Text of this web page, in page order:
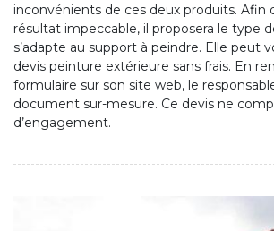
inconvénients de ces deux produits. Afin
résultat impeccable, il proposera le type
s’adapte au support à peindre. Elle peut
devis peinture extérieure sans frais. En
formulaire sur son site web, le
document sur-mesure. Ce devis ne
d’engagement.